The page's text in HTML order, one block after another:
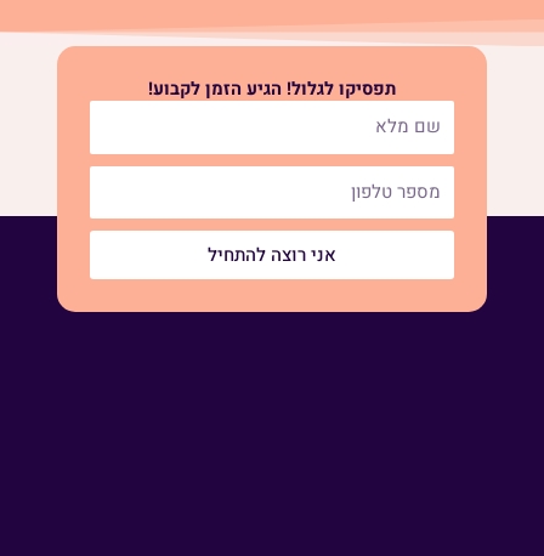
תפסיקו לגלול! הגיע הזמן לקבוע!
אני רוצה להתחיל